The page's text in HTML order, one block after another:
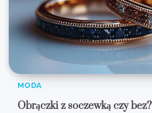
MODA
Obrączki z soczewką czy bez?